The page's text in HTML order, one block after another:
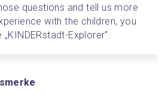
questions and tell us more
with the children, you
Explorer“.